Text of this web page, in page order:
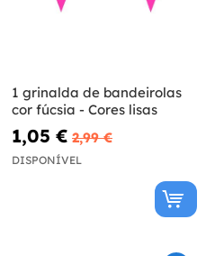
1 grinalda de bandeirolas
cor fúcsia - Cores lisas
1,05 € 2,99 €
DISPONÍVEL